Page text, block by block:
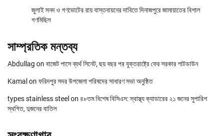
জুলাই সনদ ও গণভোটের রায় বাস্তবায়নের দাবিতে দিনাজপুরে জামায়াতের বিশাল
গণমিছিল
সাম্প্রতিক মন্তব্য
Abdullag on বাজেট পাসে ব্যর্থ সিনেট, ছয় বছর পর যুক্তরাষ্ট্রে ফের সরকার শাটডাউন
Kamal on ফরিদপুর সদর উপজেলা পরিষদের সাধারণ সভা অনুষ্ঠিত
types stainless steel on ৪৮তম বিশেষ বিসিএস: স্বাস্থ্য ক্যাডারের ২১ জনের সুপারিশ
স্থগিত, দুজনের বাতিল